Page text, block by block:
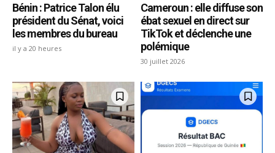
Bénin : Patrice Talon élu
président du Sénat, voici
les membres du bureau
il y a 20 heures
Cameroun : elle diffuse son
ébat sexuel en direct sur
TikTok et déclenche une
polémique
30 juillet 2026